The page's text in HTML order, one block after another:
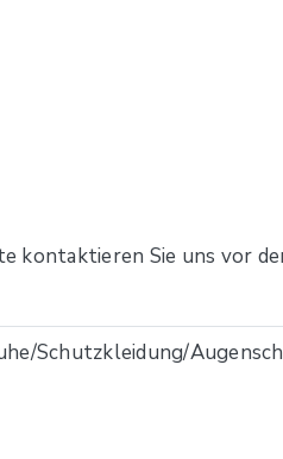
kontaktieren Sie uns vor
Schutzkleidung/